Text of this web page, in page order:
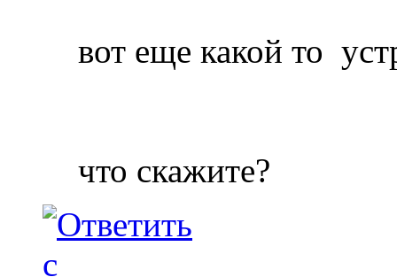
вот еще какой то
что скажите?